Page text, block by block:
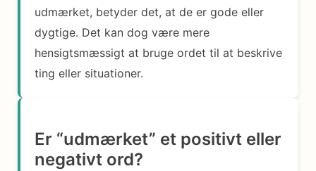
udmærket, betyder det, at de er gode eller
dygtige. Det kan dog være mere
hensigtsmæssigt at bruge ordet til at beskrive
ting eller situationer.
Er “udmærket” et positivt eller
negativt ord?